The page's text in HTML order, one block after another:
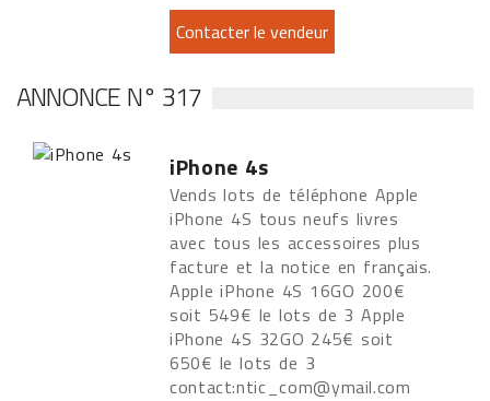
ANNONCE N° 317
iPhone 4s
Vends lots de téléphone Apple
iPhone 4S tous neufs livres
avec tous les accessoires plus
facture et la notice en français.
Apple iPhone 4S 16GO 200€
soit 549€ le lots de 3 Apple
iPhone 4S 32GO 245€ soit
650€ le lots de 3
contact:ntic_com@ymail.com